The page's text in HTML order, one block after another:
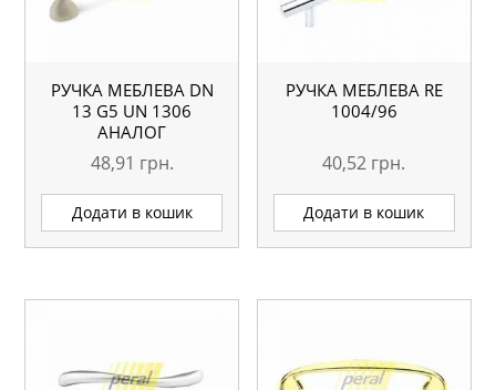
РУЧКА МЕБЛЕВА DN
13 G5 UN 1306
АНАЛОГ
48,91 грн.
Додати в кошик
РУЧКА МЕБЛЕВА RE
1004/96
40,52 грн.
Додати в кошик